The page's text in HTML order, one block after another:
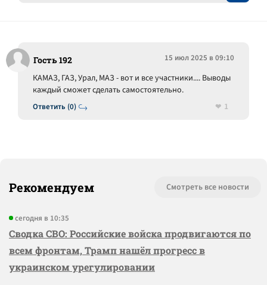
Гость 192 15 июл 2025 в 09:10
Ответить (0)
КАМАЗ, ГАЗ, Урал, МАЗ - вот и все участники.... Выводы
каждый сможет сделать самостоятельно.
1
Рекомендуем Смотреть все новости
сегодня в 10:35
Сводка СВО: Российские войска продвигаются по
всем фронтам, Трамп нашёл прогресс в
украинском урегулировании